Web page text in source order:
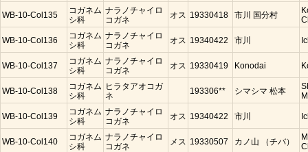
WB-10-Col135
コガネム
シ科
ナラノチャイロ
コガネ
オス 19330418 市川 国分村
WB-10-Col136
コガネム
シ科
ナラノチャイロ
コガネ
オス 19340422 市川
WB-10-Col137
コガネム
シ科
ナラノチャイロ
コガネ
オス 19330419 Konodai
WB-10-Col138
コガネム
シ科
ヒラタアオコガ
ネ
193306** シマシマ 松本
WB-10-Col139
コガネム
シ科
ナラノチャイロ
コガネ
オス 19340422 市川
WB-10-Col140
コガネム
シ科
ナラノチャイロ
コガネ
メス 19330507 カノ山 （チバ）